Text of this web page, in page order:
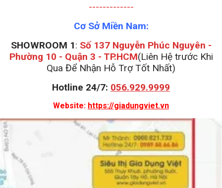
-------------
Cơ Sở Miền Nam:
SHOWROOM 1: Số 137 Nguyễn Phúc Nguyên -
Phường 10 - Quận 3 - TP.HCM(Liên Hệ trước Khi
Qua Để Nhận Hỗ Trợ Tốt Nhất)
Hotline 24/7: 056.929.9999
Website: https://giadungviet.vn